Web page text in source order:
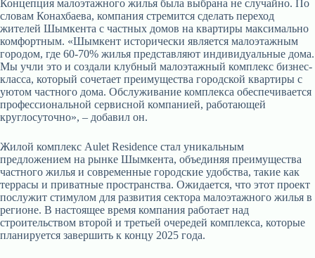
Концепция малоэтажного жилья была выбрана не случайно. По
словам Конахбаева, компания стремится сделать переход
жителей Шымкента с частных домов на квартиры максимально
комфортным. «Шымкент исторически является малоэтажным
городом, где 60-70% жилья представляют индивидуальные дома.
Мы учли это и создали клубный малоэтажный комплекс бизнес-
класса, который сочетает преимущества городской квартиры с
уютом частного дома. Обслуживание комплекса обеспечивается
профессиональной сервисной компанией, работающей
круглосуточно», – добавил он.
Жилой комплекс Aulet Residence стал уникальным
предложением на рынке Шымкента, объединяя преимущества
частного жилья и современные городские удобства, такие как
террасы и приватные пространства. Ожидается, что этот проект
послужит стимулом для развития сектора малоэтажного жилья в
регионе. В настоящее время компания работает над
строительством второй и третьей очередей комплекса, которые
планируется завершить к концу 2025 года.